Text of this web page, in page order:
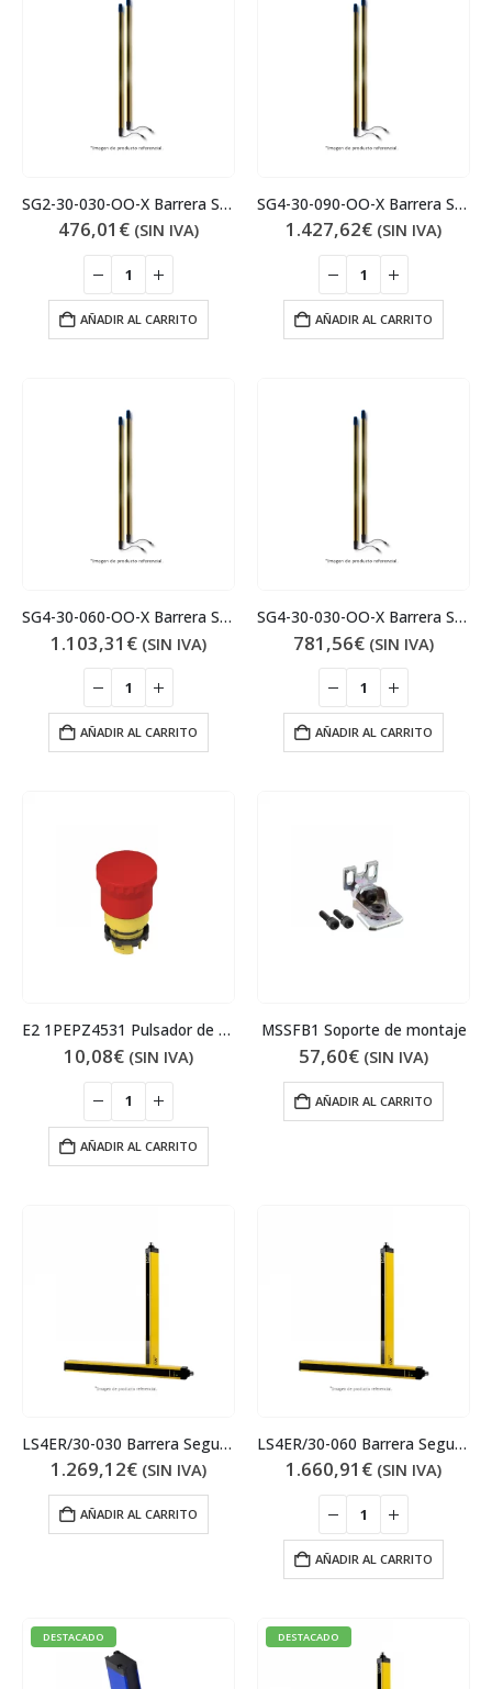
SG2-30-030-OO-X Barrera Seguridad
476,01 € (SIN IVA)
AÑADIR AL CARRITO
SG4-30-090-OO-X Barrera Seguridad
1.427,62€ (SIN IVA)
AÑADIR AL CARRITO
SG4-30-060-OO-X Barrera Seguridad
1.103,31 € (SIN IVA)
AÑADIR AL CARRITO
SG4-30-030-OO-X Barrera Seguridad
781,56€ (SIN IVA)
AÑADIR AL CARRITO
E2 1PEPZ4531 Pulsador de emergencia
10,08€ (SIN IVA)
AÑADIR AL CARRITO
MSSFB1 Soporte de montaje
57,60€ (SIN IVA)
AÑADIR AL CARRITO
LS4ER/30-030 Barrera Seguridad
1.269,12€ (SIN IVA)
AÑADIR AL CARRITO
LS4ER/30-060 Barrera Seguridad
1.660,91 € (SIN IVA)
AÑADIR AL CARRITO
DESTACADO DESTACADO